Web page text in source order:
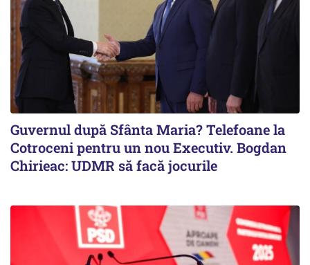
Guvernul după Sfânta Maria? Telefoane la
Cotroceni pentru un nou Executiv. Bogdan
Chirieac: UDMR să facă jocurile